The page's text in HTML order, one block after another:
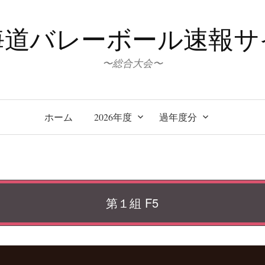
バレーボール速報サ
〜総合大会〜
ホーム 2026年度 過年度分
第１組 F5